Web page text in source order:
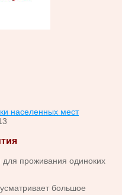
населенных мест
проживания одиноких
большое